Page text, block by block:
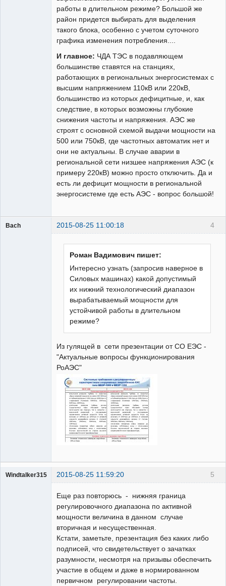
работы в длительном режиме? Большой же
район придется выбирать для выделения
такого блока, особенно с учетом суточного
графика изменения потребления....
И главное: ЧДА ТЭС в подавляющем
большинстве ставятся на станциях,
работающих в региональных энергосистемах с
высшим напряжением 110кВ или 220кВ,
большинство из которых дефицитные, и, как
следствие, в которых возможны глубокие
снижения частоты и напряжения. АЭС же
строят с основной схемой выдачи мощности на
500 или 750кВ, где частотных автоматик нет и
они не актуальны. В случае аварии в
региональной сети низшее напряжения АЭС (к
примеру 220кВ) можно просто отключить. Да и
есть ли дефицит мощности в региональной
энергосистеме где есть АЭС - вопрос большой!
4
Bach 2015-08-25 11:00:18
Роман Вадимович пишет:
Интересно узнать (запросив наверное в
Силовых машинах) какой допустимый
их нижний технологический диапазон
вырабатываемый мощности для
устойчивой работы в длительном
режиме?
Из гулящей в сети презентации от СО ЕЭС -
"Актуальные вопросы функционирования
РоАЭС"
5
Windtalker315 2015-08-25 11:59:20
Еще раз повторюсь - нижняя граница
регулировочного диапазона по активной
мощности величина в данном случае
вторичная и несущественная.
Кстати, заметьте, презентация без каких либо
подписей, что свидетельствует о зачатках
разумности, несмотря на призывы обеспечить
участие в общем и даже в нормированном
первичном регулировании частоты.